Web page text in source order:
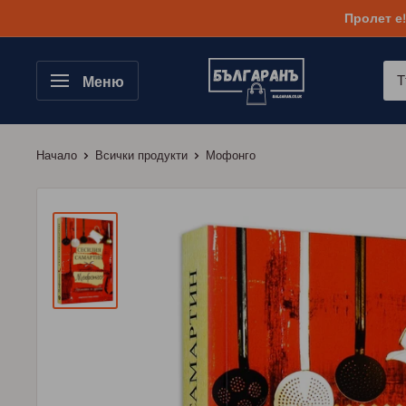
съдържанието
Пролет
Меню
Начало Всички продукти Мофонго